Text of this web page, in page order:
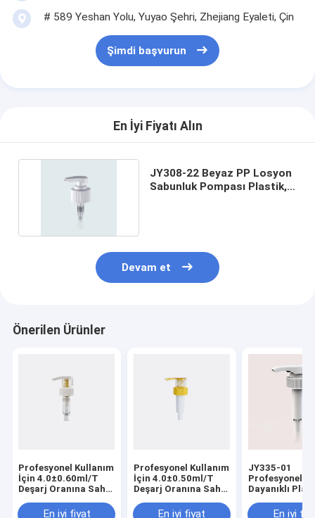
# 589 Yeshan Yolu, Yuyao Şehri, Zhejiang Eyaleti, Çin
Şimdi başvurun
En İyi Fiyatı Alın
JY308-22 Beyaz PP Losyon
Sabunluk Pompası Plastik,
Devam et
Önerilen Ürünler
Profesyonel Kullanım
İçin 4.0±0.60ml/T
Deşarj Oranına Sahip
Kilitli Losyon
En iyi fiyat
Profesyonel Kullanım
İçin 4.0±0.50ml/T
Deşarj Oranına Sahip
Kilitli Losyon
En iyi fiyat
JY335-01
Profesyonel
Dayanıklı
Kilit
En iyi